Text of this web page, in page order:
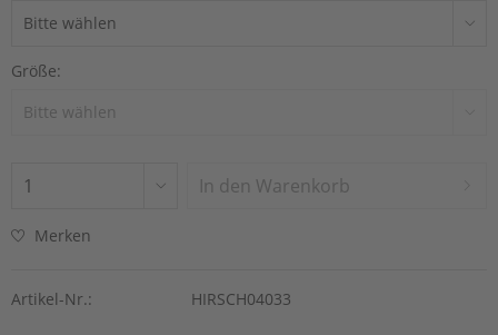
Größe:
In den Warenkorb
Merken
Artikel-Nr.: HIRSCH04033